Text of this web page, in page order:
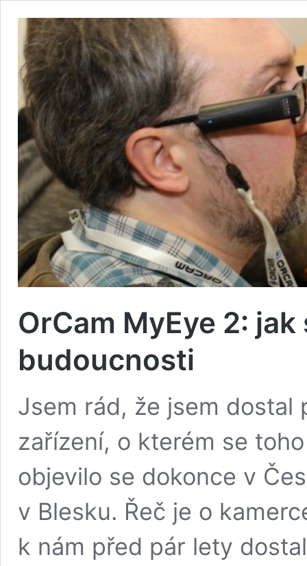
OrCam MyEye 2:
budoucnosti
Jsem rád, že jsem
zařízení, o kterém se
objevilo se dokonce v
v Blesku. Řeč je o
k nám před pár lety